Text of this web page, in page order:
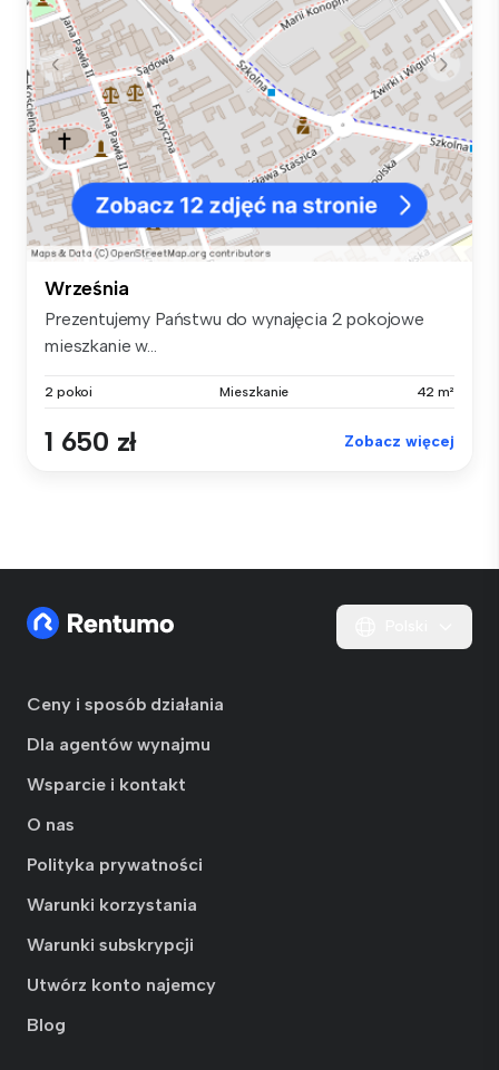
Września
Prezentujemy Państwu do wynajęcia 2 pokojowe
mieszkanie w...
2 pokoi Mieszkanie 42 m²
1 650 zł Zobacz więcej
Ceny i sposób działania
Dla agentów wynajmu
Wsparcie i kontakt
O nas
Polityka prywatności
Warunki korzystania
Warunki subskrypcji
Utwórz konto najemcy
Blog